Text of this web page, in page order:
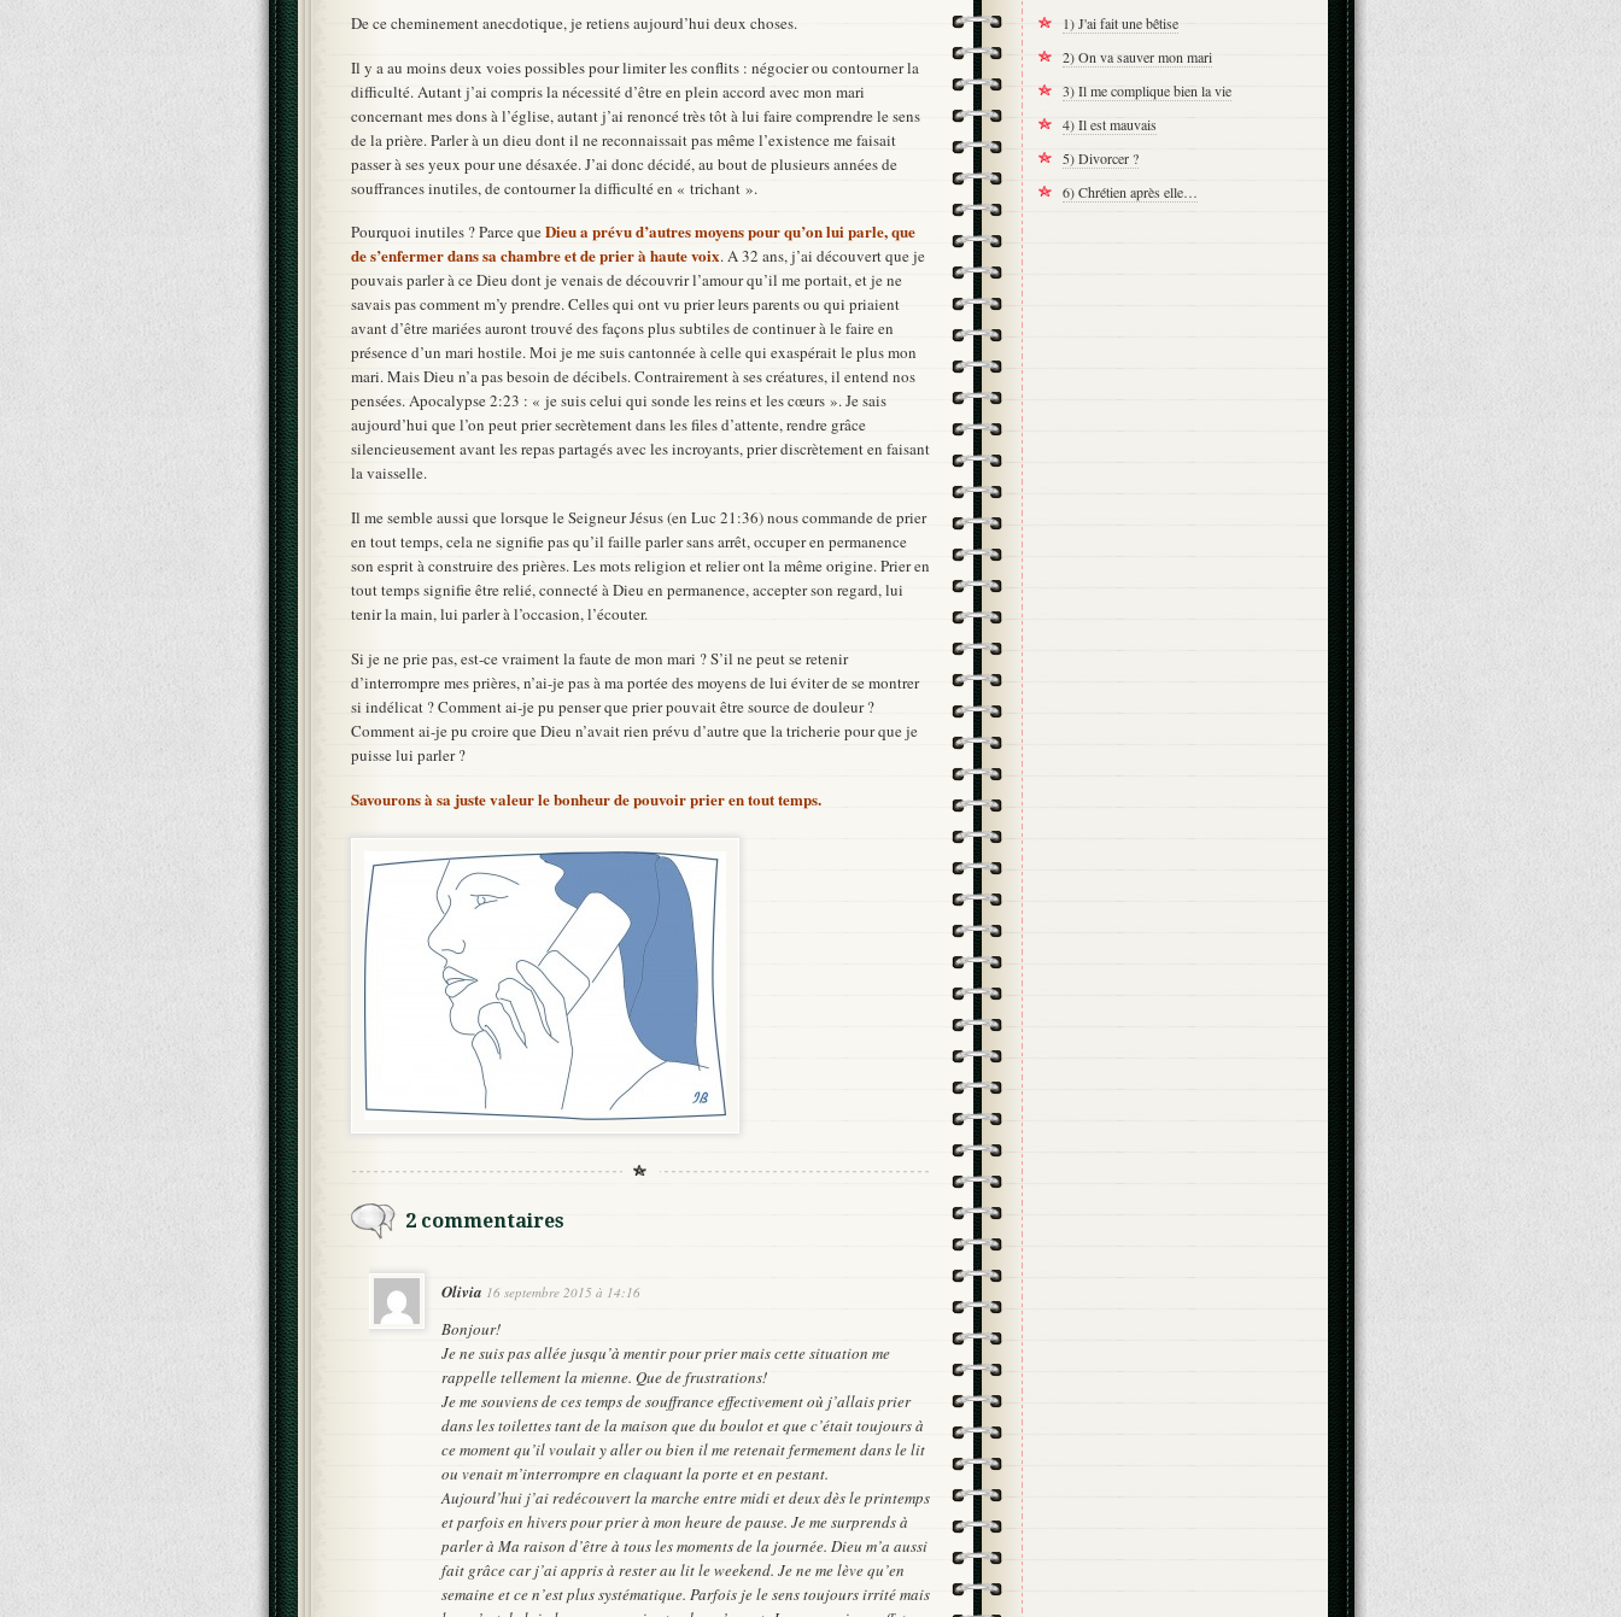
De ce cheminement anecdotique, je retiens aujourd’hui deux choses.
Il y a au moins deux voies possibles pour limiter les conflits : négocier ou contourner la
difficulté. Autant j’ai compris la nécessité d’être en plein accord avec mon mari
concernant mes dons à l’église, autant j’ai renoncé très tôt à lui faire comprendre le sens
de la prière. Parler à un dieu dont il ne reconnaissait pas même l’existence me faisait
passer à ses yeux pour une désaxée. J’ai donc décidé, au bout de plusieurs années de
souffrances inutiles, de contourner la difficulté en « trichant ».
Pourquoi inutiles ? Parce queDieu a prévu d’autres moyens pour qu’on lui parle, que
de s’enfermer dans sa chambre et de prier à haute voix. A 32 ans, j’ai découvert que je
pouvais parler à ce Dieu dont je venais de découvrir l’amour qu’il me portait, et je ne
savais pas comment m’y prendre. Celles qui ont vu prier leurs parents ou qui priaient
avant d’être mariées auront trouvé des façons plus subtiles de continuer à le faire en
présence d’un mari hostile. Moi je me suis cantonnée à celle qui exaspérait le plus mon
mari. Mais Dieu n’a pas besoin de décibels. Contrairement à ses créatures, il entend nos
pensées. Apocalypse 2:23 : « je suis celui qui sonde les reins et les cœurs ». Je sais
aujourd’hui que l’on peut prier secrètement dans les files d’attente, rendre grâce
silencieusement avant les repas partagés avec les incroyants, prier discrètement en faisant
la vaisselle.
Il me semble aussi que lorsque le Seigneur Jésus (en Luc 21:36) nous commande de prier
en tout temps, cela ne signifie pas qu’il faille parler sans arrêt, occuper en permanence
son esprit à construire des prières. Les mots religion et relier ont la même origine. Prier en
tout temps signifie être relié, connecté à Dieu en permanence, accepter son regard, lui
tenir la main, lui parler à l’occasion, l’écouter.
Si je ne prie pas, est-ce vraiment la faute de mon mari ? S’il ne peut se retenir
d’interrompre mes prières, n’ai-je pas à ma portée des moyens de lui éviter de se montrer
si indélicat ? Comment ai-je pu penser que prier pouvait être source de douleur ?
Comment ai-je pu croire que Dieu n’avait rien prévu d’autre que la tricherie pour que je
puisse lui parler ?
Savourons à sa juste valeur le bonheur de pouvoir prier en tout temps.
2 commentaires
Olivia 16 septembre 2015 à 14:16
Bonjour!
Je ne suis pas allée jusqu’à mentir pour prier mais cette situation me
rappelle tellement la mienne. Que de frustrations!
Je me souviens de ces temps de souffrance effectivement où j’allais prier
dans les toilettes tant de la maison que du boulot et que c’était toujours à
ce moment qu’il voulait y aller ou bien il me retenait fermement dans le lit
ou venait m’interrompre en claquant la porte et en pestant.
Aujourd’hui j’ai redécouvert la marche entre midi et deux dès le printemps
et parfois en hivers pour prier à mon heure de pause. Je me surprends à
parler à Ma raison d’être à tous les moments de la journée. Dieu m’a aussi
fait grâce car j’ai appris à rester au lit le weekend. Je ne me lève qu’en
semaine et ce n’est plus systématique. Parfois je le sens toujours irrité mais
1) J'ai fait une bêtise
2) On va sauver mon mari
3) Il me complique bien la vie
4) Il est mauvais
5) Divorcer ?
6) Chrétien après elle…